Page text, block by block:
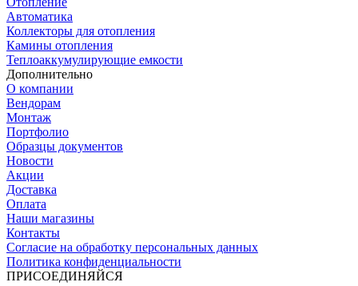
Автоматика
Коллекторы для отопления
Камины отопления
Теплоаккумулирующие емкости
Дополнительно
О компании
Вендорам
Монтаж
Портфолио
Образцы документов
Новости
Акции
Доставка
Оплата
Наши магазины
Контакты
Согласие на обработку персональных данных
Политика конфиденциальности
ПРИСОЕДИНЯЙСЯ